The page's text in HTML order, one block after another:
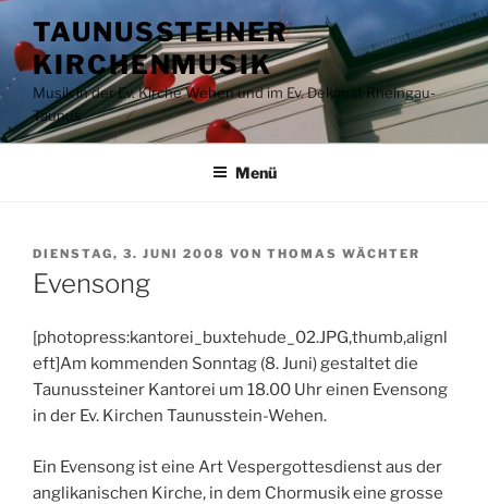
Inhalt
springen
TAUNUSSTEINER
KIRCHENMUSIK
Musik in der Ev. Kirche Wehen und im Ev. Dekanat Rheingau-
Taunus
Menü
VERÖFFENTLICHT
AM
DIENSTAG, 3. JUNI 2008 VON THOMAS WÄCHTER
Evensong
[photopress:kantorei_buxtehude_02.JPG,thumb,alignl
eft]Am kommenden Sonntag (8. Juni) gestaltet die
Taunussteiner Kantorei um 18.00 Uhr einen Evensong
in der Ev. Kirchen Taunusstein-Wehen.
Ein Evensong ist eine Art Vespergottesdienst aus der
anglikanischen Kirche, in dem Chormusik eine grosse